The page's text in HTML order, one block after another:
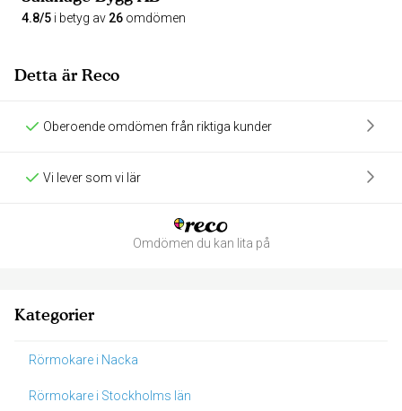
4.8/5 i betyg av 26 omdömen
Detta är Reco
Oberoende omdömen från riktiga kunder
Vi lever som vi lär
Omdömen du kan lita på
Kategorier
Rörmokare i Nacka
Rörmokare i Stockholms län